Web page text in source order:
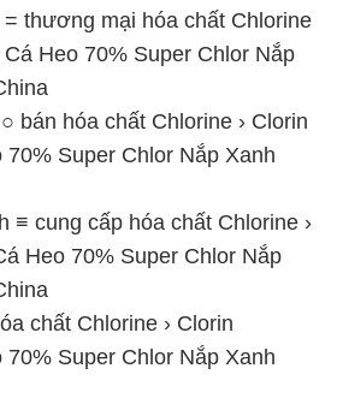
thương mại hóa chất Chlorine
Cá Heo 70% Super Chlor Nắp
bán hóa chất Chlorine › Clorin
70% Super Chlor Nắp Xanh
≡ cung cấp hóa chất Chlorine ›
Heo 70% Super Chlor Nắp
chất Chlorine › Clorin
70% Super Chlor Nắp Xanh